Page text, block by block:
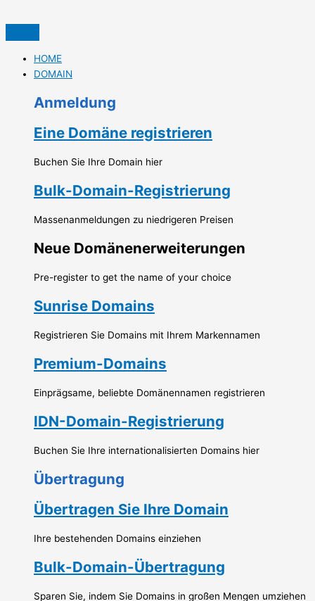
atla
HOME
DOMAIN
Anmeldung
Eine Domäne registrieren
Buchen Sie Ihre Domain hier
Bulk-Domain-Registrierung
Massenanmeldungen zu niedrigeren Preisen
Neue Domänenerweiterungen
Pre-register to get the name of your choice
Sunrise Domains
Registrieren Sie Domains mit Ihrem Markennamen
Premium-Domains
Einprägsame, beliebte Domänennamen registrieren
IDN-Domain-Registrierung
Buchen Sie Ihre internationalisierten Domains hier
Übertragung
Übertragen Sie Ihre Domain
Ihre bestehenden Domains einziehen
Bulk-Domain-Übertragung
Sparen Sie, indem Sie Domains in großen Mengen umziehen
e